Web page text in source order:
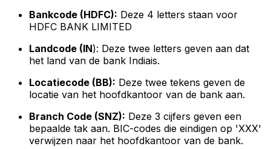
Bankcode (HDFC): Deze 4 letters staan voor
HDFC BANK LIMITED
Landcode (IN): Deze twee letters geven aan dat
het land van de bank Indiais.
Locatiecode (BB): Deze twee tekens geven de
locatie van het hoofdkantoor van de bank aan.
Branch Code (SNZ): Deze 3 cijfers geven een
bepaalde tak aan. BIC-codes die eindigen op 'XXX'
verwijzen naar het hoofdkantoor van de bank.